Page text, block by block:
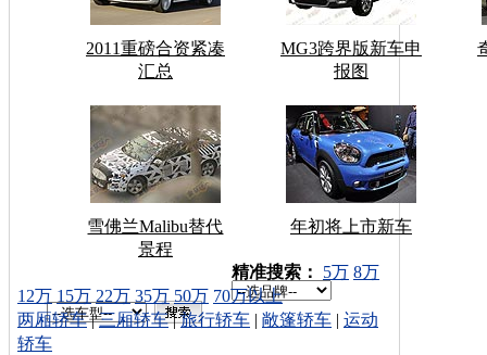
2011重磅合资紧凑
汇总
MG3跨界版新车申
报图
雪佛兰Malibu替代
景程
年初将上市新车
车型搜索：
精准搜索： 5万 8万
12万 15万 22万 35万 50万 70万以上
两厢轿车|三厢轿车|旅行轿车 | 敞篷轿车 | 运动
轿车